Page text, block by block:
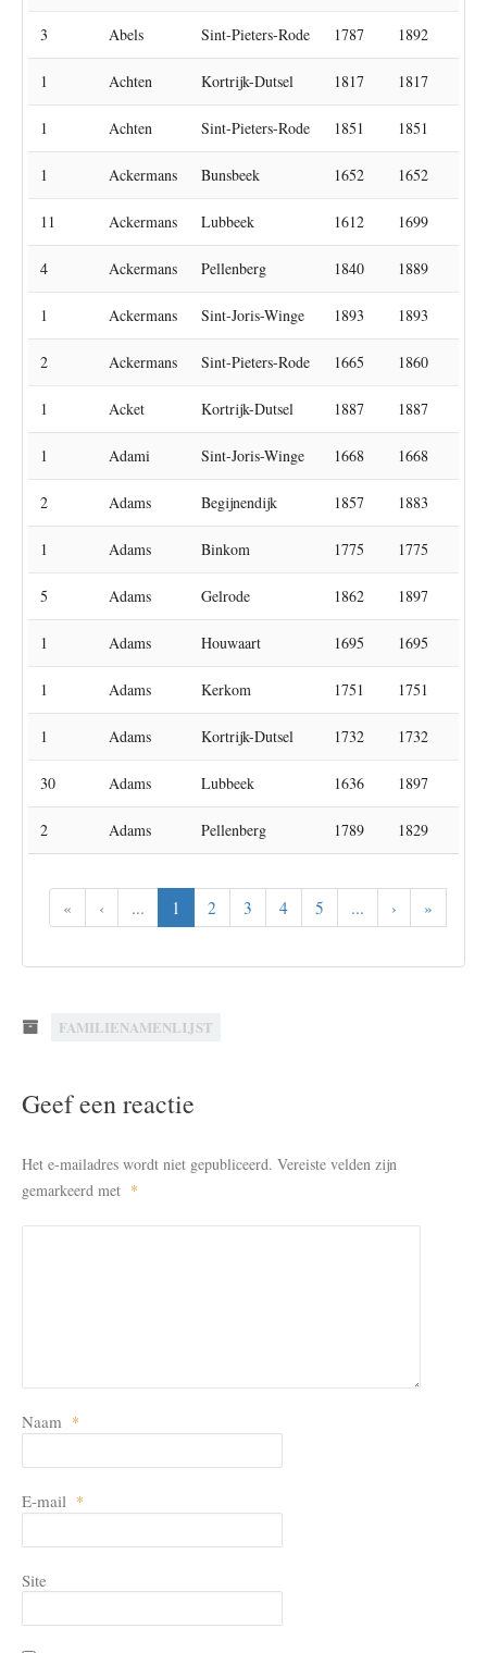
« ‹ ... 1 2 3 4 5 ... › »
3 Abels Sint-Pieters-Rode 1787 1892
1 Achten Kortrijk-Dutsel 1817 1817
1 Achten Sint-Pieters-Rode 1851 1851
1 Ackermans Bunsbeek 1652 1652
11 Ackermans Lubbeek 1612 1699
4 Ackermans Pellenberg 1840 1889
1 Ackermans Sint-Joris-Winge 1893 1893
2 Ackermans Sint-Pieters-Rode 1665 1860
1 Acket Kortrijk-Dutsel 1887 1887
1 Adami Sint-Joris-Winge 1668 1668
2 Adams Begijnendijk 1857 1883
1 Adams Binkom 1775 1775
5 Adams Gelrode 1862 1897
1 Adams Houwaart 1695 1695
1 Adams Kerkom 1751 1751
1 Adams Kortrijk-Dutsel 1732 1732
30 Adams Lubbeek 1636 1897
2 Adams Pellenberg 1789 1829
FAMILIENAMENLIJST
Geef een reactie
Het e-mailadres wordt niet gepubliceerd. Vereiste velden zijn
gemarkeerd met *
Naam *
E-mail *
Site